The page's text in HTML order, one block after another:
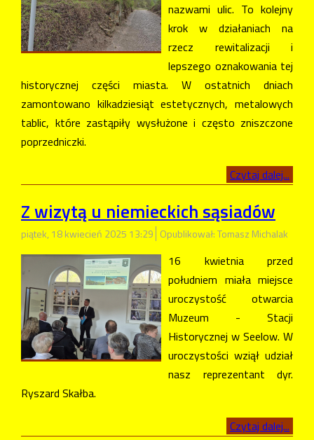
nazwami ulic. To kolejny
krok w działaniach na
rzecz rewitalizacji i
lepszego oznakowania tej
historycznej części miasta. W ostatnich dniach
zamontowano kilkadziesiąt estetycznych, metalowych
tablic, które zastąpiły wysłużone i często zniszczone
poprzedniczki.
Czytaj dalej...
Z wizytą u niemieckich sąsiadów
piątek, 18 kwiecień 2025 13:29 Opublikował: Tomasz Michalak
16 kwietnia przed
południem miała miejsce
uroczystość otwarcia
Muzeum - Stacji
Historycznej w Seelow. W
uroczystości wziął udział
nasz reprezentant dyr.
Ryszard Skałba.
Czytaj dalej...